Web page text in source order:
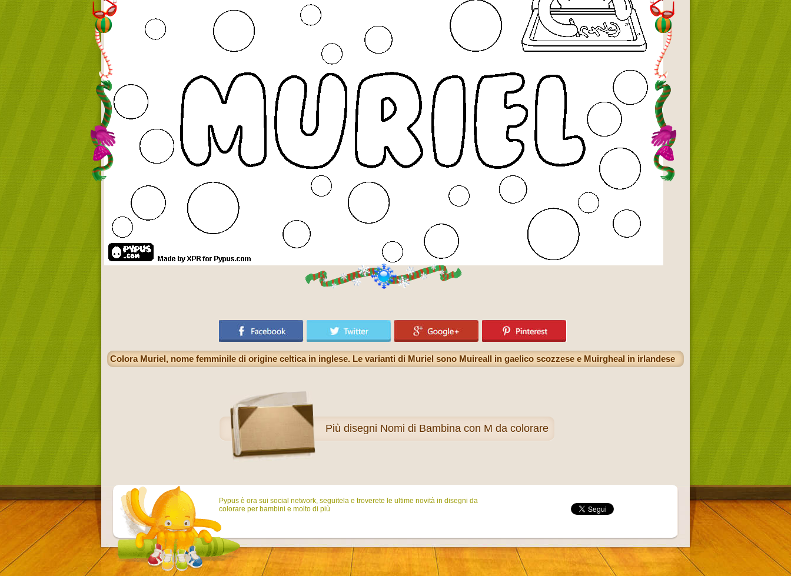
Colora Muriel, nome femminile di origine celtica in inglese. Le varianti di Muriel sono Muireall in gaelico scozzese e Muirgheal in irlandese
Più disegni Nomi di Bambina con M da colorare
Pypus è ora sui social network, seguitela e troverete le ultime novità in disegni da
colorare per bambini e molto di più